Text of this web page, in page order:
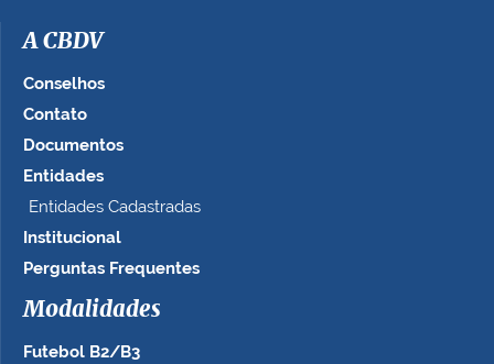
A CBDV
Conselhos
Contato
Documentos
Entidades
Entidades Cadastradas
Institucional
Perguntas Frequentes
Modalidades
Futebol B2/B3